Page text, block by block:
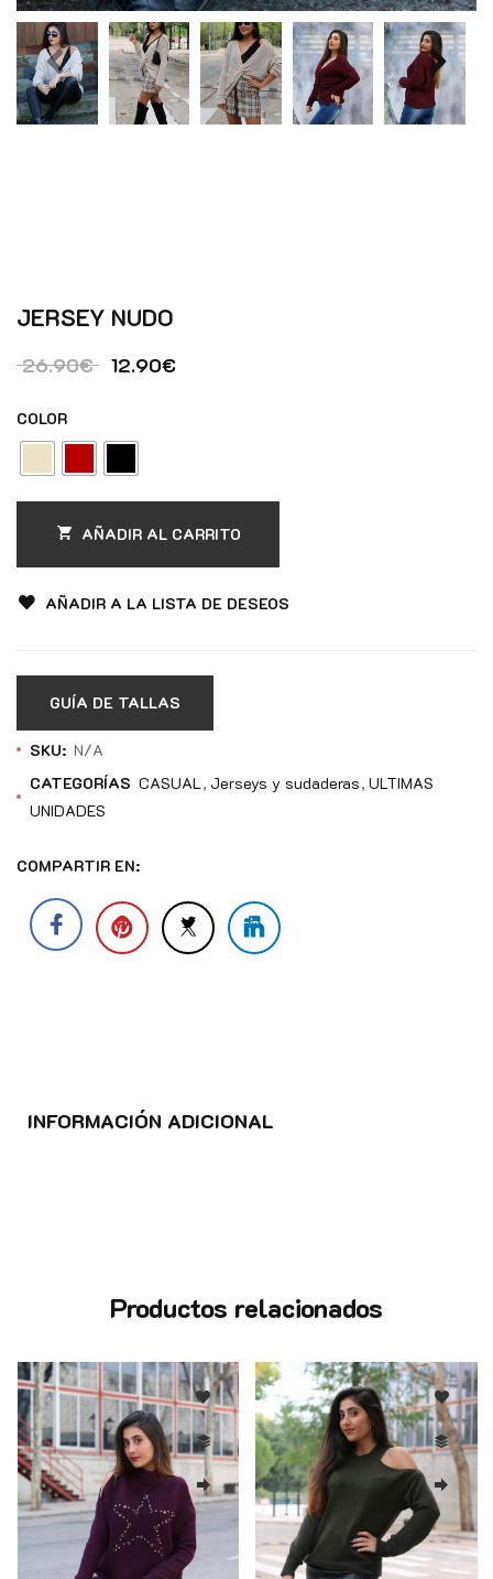
JERSEY NUDO
26.90€ El precio original era: 26.90€.
12.90€El precio actual es: 12.90€.
COLOR
AÑADIR AL CARRITO
AÑADIR A LA LISTA DE DESEOS
GUÍA DE TALLAS
SKU: N/A
CATEGORÍAS CASUAL Jerseys y sudaderas ULTIMAS
UNIDADES
COMPARTIR EN:
INFORMACIÓN ADICIONAL
Productos relacionados